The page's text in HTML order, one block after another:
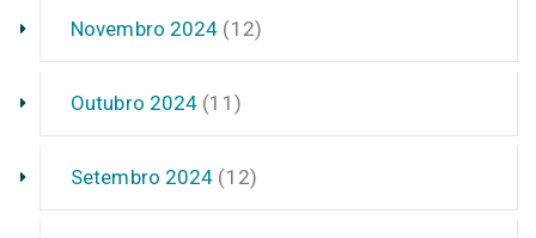
Novembro 2024 (12)
Outubro 2024 (11)
Setembro 2024 (12)